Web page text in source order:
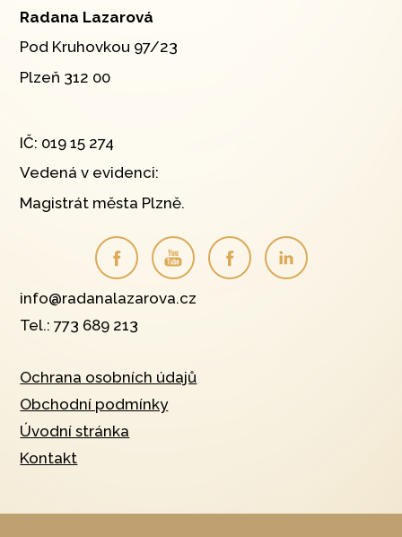
Radana Lazarová
Pod Kruhovkou 97/23
Plzeň 312 00
IČ: 019 15 274
Vedená v evidenci:
Magistrát města Plzně.
info@radanalazarova.cz
Tel.: 773 689 213
Ochrana osobních údajů
Obchodní podmínky
Úvodní stránka
Kontakt